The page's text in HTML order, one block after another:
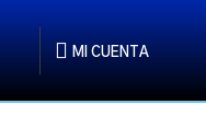
MI CUENTA